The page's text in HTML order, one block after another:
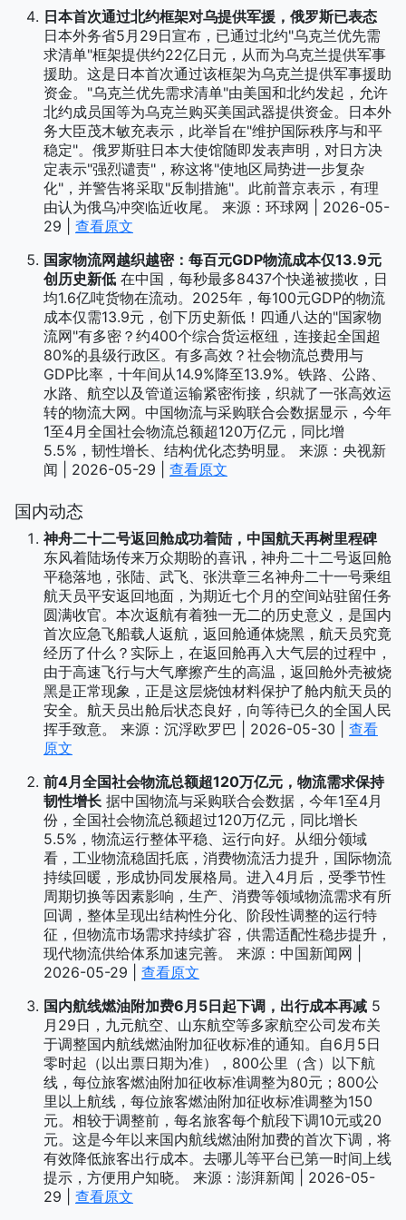
日本首次通过北约框架对乌提供军援，俄罗斯已表态
日本外务省5月29日宣布，已通过北约"乌克兰优先需
求清单"框架提供约22亿日元，从而为乌克兰提供军事
援助。这是日本首次通过该框架为乌克兰提供军事援助
资金。"乌克兰优先需求清单"由美国和北约发起，允许
北约成员国等为乌克兰购买美国武器提供资金。日本外
务大臣茂木敏充表示，此举旨在"维护国际秩序与和平
稳定"。俄罗斯驻日本大使馆随即发表声明，对日方决
定表示"强烈谴责"，称这将"使地区局势进一步复杂
化"，并警告将采取"反制措施"。此前普京表示，有理
由认为俄乌冲突临近收尾。 来源：环球网 | 2026-05-
29 | 查看原文
国家物流网越织越密：每百元GDP物流成本仅13.9元
创历史新低 在中国，每秒最多8437个快递被揽收，日
均1.6亿吨货物在流动。2025年，每100元GDP的物流
成本仅需13.9元，创下历史新低！四通八达的"国家物
流网"有多密？约400个综合货运枢纽，连接起全国超
80%的县级行政区。有多高效？社会物流总费用与
GDP比率，十年间从14.9%降至13.9%。铁路、公路、
水路、航空以及管道运输紧密衔接，织就了一张高效运
转的物流大网。中国物流与采购联合会数据显示，今年
1至4月全国社会物流总额超120万亿元，同比增
5.5%，韧性增长、结构优化态势明显。 来源：央视新
闻 | 2026-05-29 | 查看原文
国内动态
神舟二十二号返回舱成功着陆，中国航天再树里程碑
东风着陆场传来万众期盼的喜讯，神舟二十二号返回舱
平稳落地，张陆、武飞、张洪章三名神舟二十一号乘组
航天员平安返回地面，为期近七个月的空间站驻留任务
圆满收官。本次返航有着独一无二的历史意义，是国内
首次应急飞船载人返航，返回舱通体烧黑，航天员究竟
经历了什么？实际上，在返回舱再入大气层的过程中，
由于高速飞行与大气摩擦产生的高温，返回舱外壳被烧
黑是正常现象，正是这层烧蚀材料保护了舱内航天员的
安全。航天员出舱后状态良好，向等待已久的全国人民
挥手致意。 来源：沉浮欧罗巴 | 2026-05-30 | 查看
原文
前4月全国社会物流总额超120万亿元，物流需求保持
韧性增长 据中国物流与采购联合会数据，今年1至4月
份，全国社会物流总额超过120万亿元，同比增长
5.5%，物流运行整体平稳、运行向好。从细分领域
看，工业物流稳固托底，消费物流活力提升，国际物流
持续回暖，形成协同发展格局。进入4月后，受季节性
周期切换等因素影响，生产、消费等领域物流需求有所
回调，整体呈现出结构性分化、阶段性调整的运行特
征，但物流市场需求持续扩容，供需适配性稳步提升，
现代物流供给体系加速完善。 来源：中国新闻网 |
2026-05-29 | 查看原文
国内航线燃油附加费6月5日起下调，出行成本再减 5
月29日，九元航空、山东航空等多家航空公司发布关
于调整国内航线燃油附加征收标准的通知。自6月5日
零时起（以出票日期为准），800公里（含）以下航
线，每位旅客燃油附加征收标准调整为80元；800公
里以上航线，每位旅客燃油附加征收标准调整为150
元。相较于调整前，每名旅客每个航段下调10元或20
元。这是今年以来国内航线燃油附加费的首次下调，将
有效降低旅客出行成本。去哪儿等平台已第一时间上线
提示，方便用户知晓。 来源：澎湃新闻 | 2026-05-
29 | 查看原文